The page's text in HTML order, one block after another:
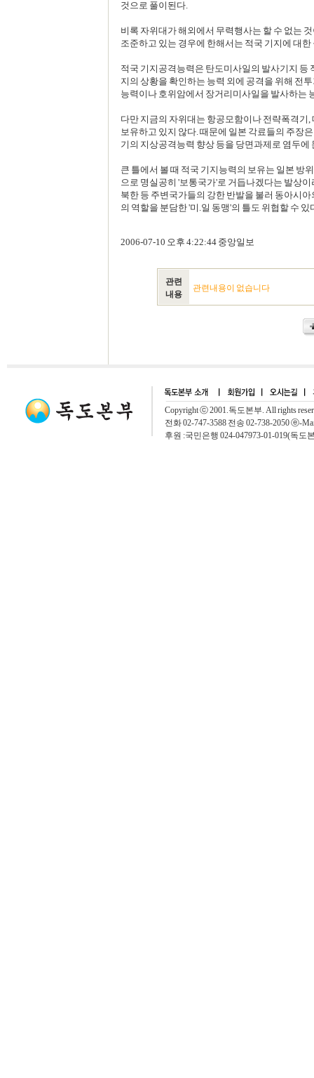
것으로 풀이된다.
비록 자위대가 해외에서 무력행사는 할 수 없는
조준하고 있는 경우에 한해서는 적국 기지에 대
적국 기지공격능력은 탄도미사일의 발사기지 등
지의 상황을 확인하는 능력 외에 공격을 위해 전
능력이나 호위암에서 장거리미사일을 발사하는
다만 지금의 자위대는 항공모함이나 전략폭격기
보유하고 있지 않다. 때문에 일본 각료들의 주장
기의 지상공격능력 향상 등을 당면과제로 염두에
큰 틀에서 볼 때 적국 기지능력의 보유는 일본 방
으로 명실공히 '보통국가'로 거듭나겠다는 발상
북한 등 주변국가들의 강한 반발을 불러 동아시
의 역할을 분담한 '미.일 동맹'의 틀도 위협할 수
2006-07-10 오후 4:22:44 중앙일보
관련
내용
관련내용이 없습니다
Copyright ⓒ 2001.독도본부. All rights
전화 02-747-3588 전송 02-738-2050 ⓔ-
후원 :국민은행 024-047973-01-019(독도